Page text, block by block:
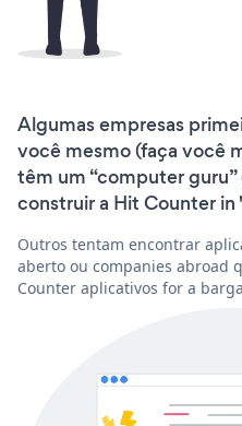
Algumas empresas
você mesmo (faça você
têm um “computer
construir a Hit Counter in
Outros tentam encontrar
aberto ou companies abroad
Counter aplicativos for a